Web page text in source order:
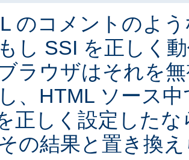
のコメントのよ
し SSI を正しく
ラウザはそれを
、HTML ソース
正しく設定した
の結果と置き換